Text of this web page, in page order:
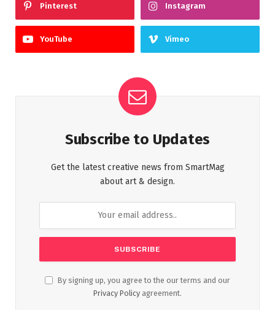
Pinterest Instagram
YouTube Vimeo
Subscribe to Updates
Get the latest creative news from SmartMag
about art & design.
By signing up, you agree to the our terms and our
Privacy Policy agreement.